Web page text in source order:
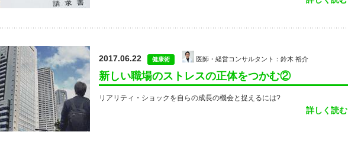
2017.06.22 健康術 医師・経営コンサルタント：鈴木 裕介
新しい職場のストレスの正体をつかむ②
リアリティ・ショックを自らの成長の機会と捉えるには?
詳しく読む